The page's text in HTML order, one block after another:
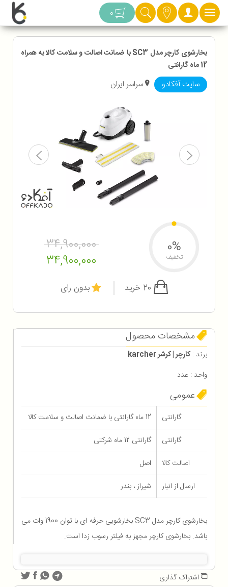
دسته بندی 0
بخارشوی کارچر مدل SC3 با ضمانت اصالت و سلامت کالا به همراه
12 ماه گارانتی
سایت آفکادو سراسر ایران
34,900,000
34,900,000
0%
تخفیف
بدون رای
مشخصات محصول
برند :کارچر | کرشر karcher
واحد : عدد
عمومی
گارانتی
12 ماه گارانتی با ضمانت اصالت و سلامت کالا
گارانتی
گارانتی 12 ماه شرکتی
اصالت کالا
اصل
ارسال از انبار
شیراز ، بندر
بخارشوی کارچر مدل SC3 بخارشویی حرفه ای با توان 1900 وات می
باشد. بخارشوی کارچر مجهز به فیلتر رسوب زدا است.
اشتراک گذاری